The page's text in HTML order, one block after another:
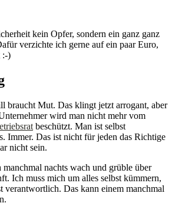
kein Opfer, sondern ein ganz ganz
verzichte ich gerne auf ein paar Euro,
:-)
braucht Mut. Das klingt jetzt arrogant, aber
wird man nicht mehr vom
beschützt. Man ist selbst
Immer. Das ist nicht für jeden das Richtige
nicht sein.
nachts wach und grüble über
Ich muss mich um alles selbst kümmern,
verantwortlich. Das kann einem manchmal